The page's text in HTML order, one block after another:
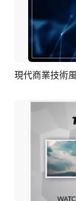
現代商業技術